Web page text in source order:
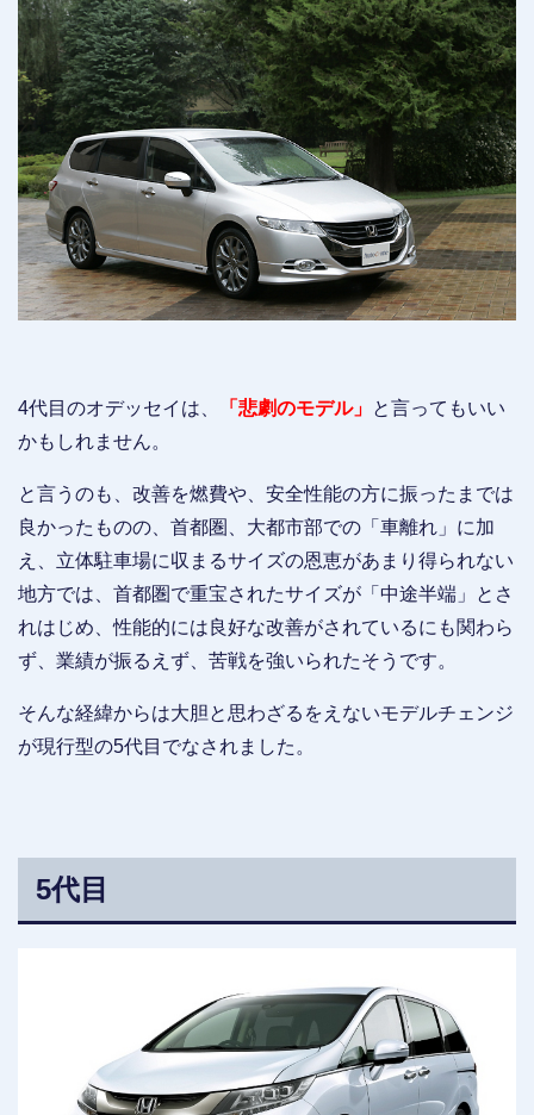
4代目のオデッセイは、 「悲劇のモデル」 と言ってもいい
かもしれません。
と言うのも、改善を燃費や、安全性能の方に振ったまでは
良かったものの、首都圏、大都市部での「車離れ」に加
え、立体駐車場に収まるサイズの恩恵があまり得られない
地方では、首都圏で重宝されたサイズが「中途半端」とさ
れはじめ、性能的には良好な改善がされているにも関わら
ず、業績が振るえず、苦戦を強いられたそうです。
そんな経緯からは大胆と思わざるをえないモデルチェンジ
が現行型の5代目でなされました。
5代目